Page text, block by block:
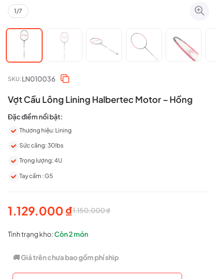
1/7
SKU: LN010036
Vợt Cầu Lông Lining Halbertec Motor – Hồng
Đặc điểm nổi bật:
Thương hiệu: Lining
Sức căng: 30lbs
Trọng lượng: 4U
Tay cầm : G5
1.150.000₫
Giá
gốc
là:
1.150.000 ₫.
1.129.000 ₫
Giá
hiện
tại
là:
Tình trạng kho:Còn2 món
🚚 Giá trên chưa bao gồm phí ship